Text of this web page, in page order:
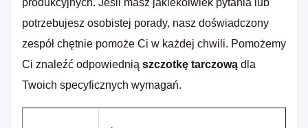
produkcyjnych. Jeśli masz jakiekolwiek pytania lub
potrzebujesz osobistej porady, nasz doświadczony
zespół chętnie pomoże Ci w każdej chwili. Pomożemy
Ci znaleźć odpowiednią szczotkę tarczową dla
Twoich specyficznych wymagań.